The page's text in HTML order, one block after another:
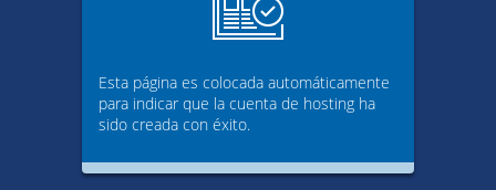
Esta página es colocada automáticamente
para indicar que la cuenta de hosting ha
sido creada con éxito.